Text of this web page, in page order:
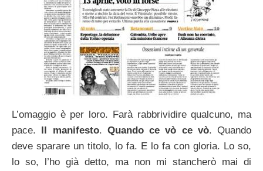
L’omaggio è per loro. Farà rabbrividire qualcuno, ma
pace. Il manifesto. Quando ce vò ce vò. Quando
deve sparare un titolo, lo fa. E lo fa con gloria. Lo so,
lo so, l’ho già detto, ma non mi stancherò mai di